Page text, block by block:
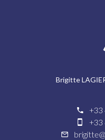
Brigitte
+33
+33